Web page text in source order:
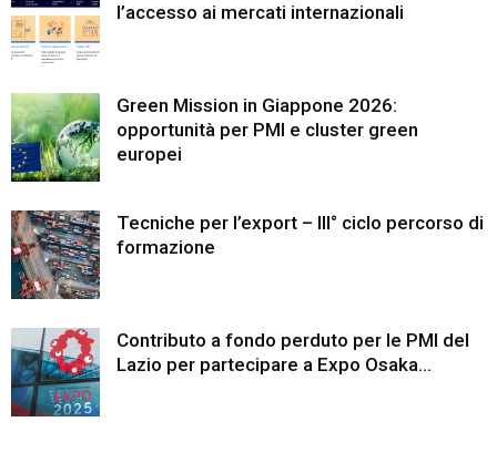
l’accesso ai mercati internazionali
Green Mission in Giappone 2026:
opportunità per PMI e cluster green
europei
Tecniche per l’export – III° ciclo percorso di
formazione
Contributo a fondo perduto per le PMI del
Lazio per partecipare a Expo Osaka...